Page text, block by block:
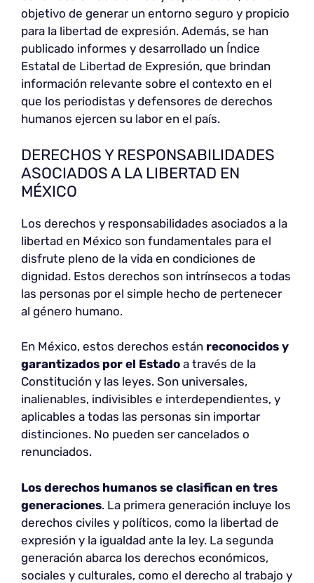
objetivo de generar un entorno seguro y propicio
para la libertad de expresión. Además, se han
publicado informes y desarrollado un Índice
Estatal de Libertad de Expresión, que brindan
información relevante sobre el contexto en el
que los periodistas y defensores de derechos
humanos ejercen su labor en el país.
DERECHOS Y RESPONSABILIDADES
ASOCIADOS A LA LIBERTAD EN
MÉXICO
Los derechos y responsabilidades asociados a la
libertad en México son fundamentales para el
disfrute pleno de la vida en condiciones de
dignidad. Estos derechos son intrínsecos a todas
las personas por el simple hecho de pertenecer
al género humano.
En México, estos derechos están reconocidos y
garantizados por el Estado a través de la
Constitución y las leyes. Son universales,
inalienables, indivisibles e interdependientes, y
aplicables a todas las personas sin importar
distinciones. No pueden ser cancelados o
renunciados.
Los derechos humanos se clasifican en tres
generaciones. La primera generación incluye los
derechos civiles y políticos, como la libertad de
expresión y la igualdad ante la ley. La segunda
generación abarca los derechos económicos,
sociales y culturales, como el derecho al trabajo y